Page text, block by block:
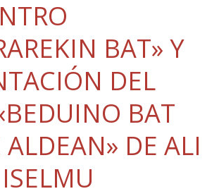
BAT» Y
DEL
BAT
ALDEAN» DE ALI